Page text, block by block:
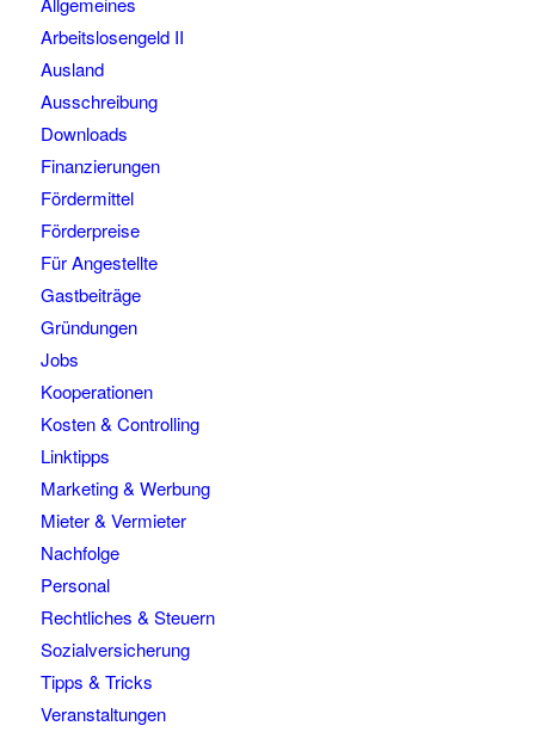
Arbeitslosengeld II
Ausland
Ausschreibung
Downloads
Finanzierungen
Fördermittel
Förderpreise
Für Angestellte
Gastbeiträge
Gründungen
Jobs
Kooperationen
Kosten & Controlling
Linktipps
Marketing & Werbung
Mieter & Vermieter
Nachfolge
Personal
Rechtliches & Steuern
Sozialversicherung
Tipps & Tricks
Veranstaltungen